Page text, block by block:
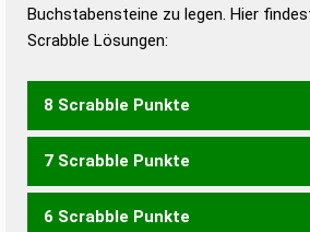
Duden –
Buchstabensteine zu legen. Hier
Scrabble Lösungen:
8 Scrabble Punkte
HAUSENS HAUSSEN
7 Scrabble Punkte
ANSEHE HASSEN HAUENS
6 Scrabble Punkte